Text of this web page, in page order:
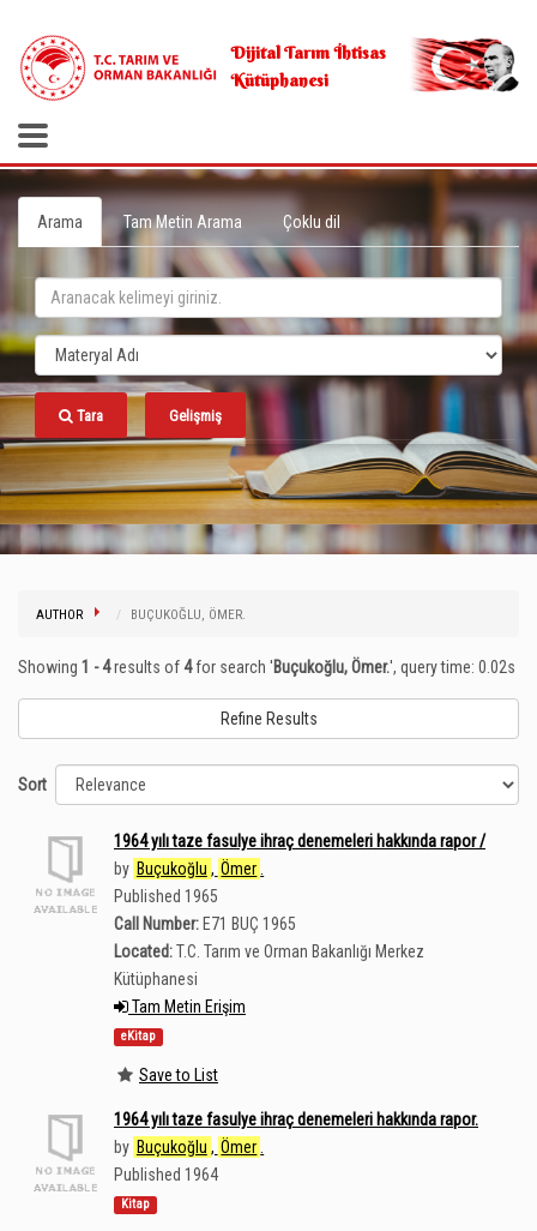
Dijital Tarım İhtisas
Kütüphanesi
Arama Tam Metin Arama Çoklu dil
Tara Gelişmiş
AUTHOR BUÇUKOĞLU, ÖMER.
Showing 1 - 4results of4for search 'Buçukoğlu, Ömer.', query time: 0.02s
Refine Results
Sort
1964 yılı taze fasulye ihraç denemeleri hakkında rapor /
by Buçukoğlu , Ömer
Published 1965
Call Number: E71 BUÇ 1965
Located:T.C. Tarım ve Orman Bakanlığı Merkez
Kütüphanesi
Tam Metin Erişim
eKitap
Save to List
1964 yılı taze fasulye ihraç denemeleri hakkında rapor.
by Buçukoğlu , Ömer
Published 1964
Kitap